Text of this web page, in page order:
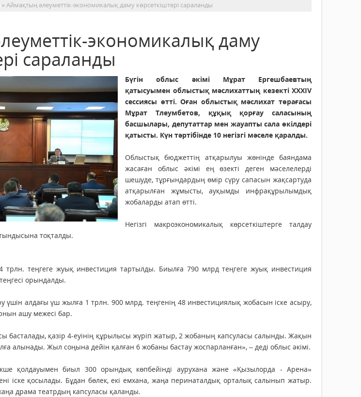
» Аймақтың әлеуметтік-экономикалық даму көрсеткіштері сараланды
экономикалық даму
сараланды
Бүгін облыс әкімі Мұрат Ергешбаевтың
қатысуымен облыстық мәслихаттың кезекті XXXIV
сессиясы өтті. Оған облыстық мәслихат төрағасы
Мұрат Тлеумбетов, құқық қорғау саласының
басшылары, депутаттар мен жауапты сала өкілдері
қатысты. Күн тәртібінде 10 негізгі мәселе қаралды.
Облыстық бюджеттің атқарылуы жөнінде баяндама
жасаған облыс әкімі ең өзекті деген мәселелерді
шешуде, тұрғындардың өмір сүру сапасын жақсартуда
атқарылған жұмысты, ауқымды инфрақұрылымдық
жобаларды атап өтті.
Негізгі макроэкономикалық көрсеткіштерге талдау
тоқталды.
трлн. теңгеге жуық инвестиция тартылды. Биылға 790 млрд теңгеге жуық инвестиция
орындалды.
үшін алдағы үш жылға 1 трлн. 900 млрд. теңгенің 48 инвестициялық жобасын іске асыру,
ашу межесі бар.
басталады, қазір 4-еуінің құрылысы жүріп жатыр, 2 жобаның капсуласы салынды. Жақын
алынады. Жыл соңына дейін қалған 6 жобаны бастау жоспарланған», – деді облыс әкімі.
қолдауымен биыл 300 орындық көпбейінді аурухана және «Қызылорда - Арена»
іске қосылады. Бұдан бөлек, екі емхана, жаңа перинаталдық орталық салынып жатыр.
драма театрдың капсуласы қаланды.